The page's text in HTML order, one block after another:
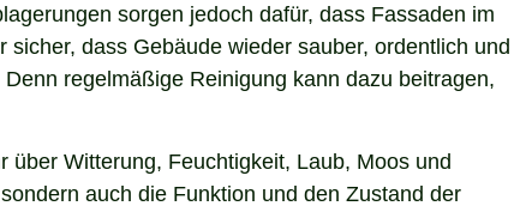
sorgen jedoch dafür, dass Fassaden im
dass Gebäude wieder sauber, ordentlich und
regelmäßige Reinigung kann dazu beitragen,
Witterung, Feuchtigkeit, Laub, Moos und
auch die Funktion und den Zustand der